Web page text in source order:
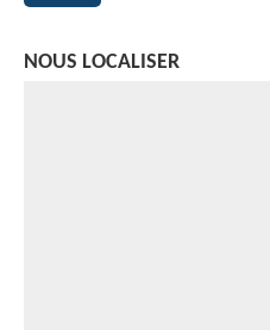
NOUS LOCALISER